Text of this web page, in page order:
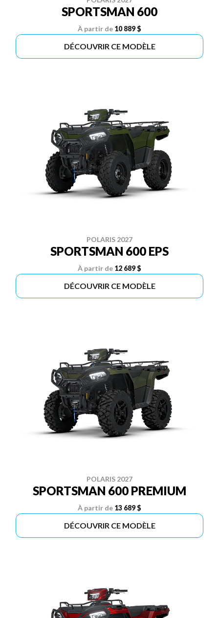
SPORTSMAN 600
À partir de 10 889 $
DÉCOUVRIR CE MODÈLE
POLARIS 2027
SPORTSMAN 600 EPS
À partir de 12 689 $
DÉCOUVRIR CE MODÈLE
POLARIS 2027
SPORTSMAN 600 PREMIUM
À partir de 13 689 $
DÉCOUVRIR CE MODÈLE